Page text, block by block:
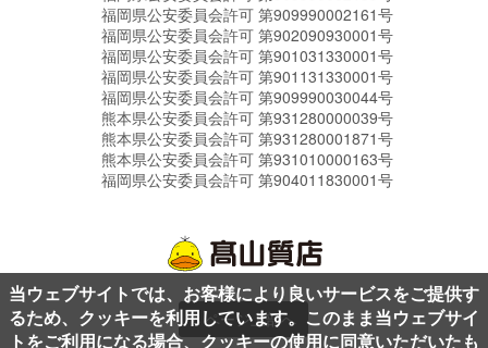
福岡県公安委員会許可 第909990002161号
福岡県公安委員会許可 第902090930001号
福岡県公安委員会許可 第901031330001号
福岡県公安委員会許可 第901131330001号
福岡県公安委員会許可 第909990030044号
熊本県公安委員会許可 第931280000039号
熊本県公安委員会許可 第931280001871号
熊本県公安委員会許可 第931010000163号
福岡県公安委員会許可 第904011830001号
ページ上部へ
当ウェブサイトでは、お客様により良いサービスをご提供す
るため、クッキーを利用しています。このまま当ウェブサイ
トをご利用になる場合、クッキーの使用に同意いただいたも